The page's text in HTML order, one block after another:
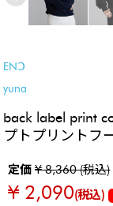
ENↃ
yuna
back label print
プトプリントフ
定価¥ 8,360 (税込)
¥ 2,090(税込)